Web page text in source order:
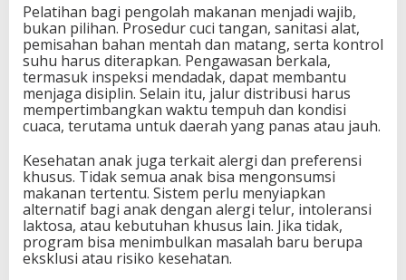
Pelatihan bagi pengolah makanan menjadi wajib,
bukan pilihan. Prosedur cuci tangan, sanitasi alat,
pemisahan bahan mentah dan matang, serta kontrol
suhu harus diterapkan. Pengawasan berkala,
termasuk inspeksi mendadak, dapat membantu
menjaga disiplin. Selain itu, jalur distribusi harus
mempertimbangkan waktu tempuh dan kondisi
cuaca, terutama untuk daerah yang panas atau jauh.
Kesehatan anak juga terkait alergi dan preferensi
khusus. Tidak semua anak bisa mengonsumsi
makanan tertentu. Sistem perlu menyiapkan
alternatif bagi anak dengan alergi telur, intoleransi
laktosa, atau kebutuhan khusus lain. Jika tidak,
program bisa menimbulkan masalah baru berupa
eksklusi atau risiko kesehatan.